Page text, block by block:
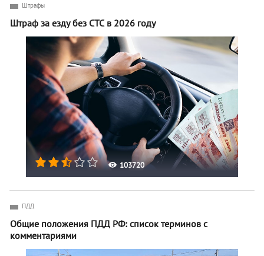
103720
Штрафы
Штраф за езду без СТС в 2026 году
ПДД
Общие положения ПДД РФ: список терминов с
комментариями